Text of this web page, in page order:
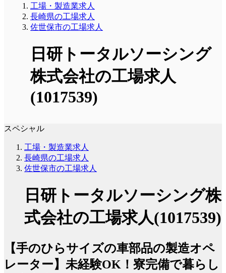
工場・製造業求人
長崎県の工場求人
佐世保市の工場求人
日研トータルソーシング
株式会社の工場求人
(1017539)
スペシャル
工場・製造業求人
長崎県の工場求人
佐世保市の工場求人
日研トータルソーシング株
式会社の工場求人(1017539)
【手のひらサイズの車部品の製造オペ
レーター】未経験OK！寮完備で暮らし